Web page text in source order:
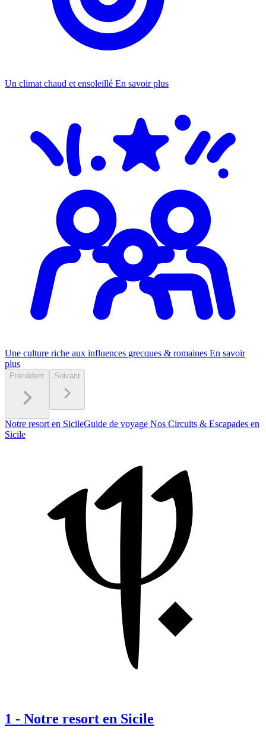
Un climat chaud et ensoleillé En savoir plus
Une culture riche aux influences grecques & romaines En savoir
plus
Précédent Suivant
Notre resort en SicileGuide de voyage Nos Circuits & Escapades en
Sicile
1 - Notre resort en Sicile